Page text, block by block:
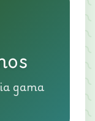
gama